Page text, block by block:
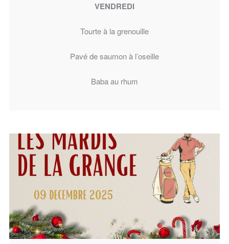
VENDREDI
Tourte à la grenouille
Pavé de saumon à l’oseille
Baba au rhum